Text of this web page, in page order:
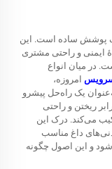
یک پوشش ساده است. این
ایمنی و راحتی مشتری
در میان انواع
امروزه،
یک راه‌حل پیشرو
ریختن و راحتی
می‌کند. درک این
داغ مناسب
و این اصول چگونه